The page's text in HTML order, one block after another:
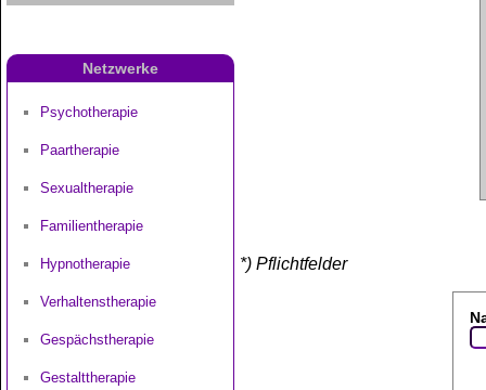
Netzwerke
Psychotherapie
Paartherapie
Sexualtherapie
Familientherapie
Hypnotherapie
Verhaltenstherapie
Gespächstherapie
Gestalttherapie
*) Pflichtfelder